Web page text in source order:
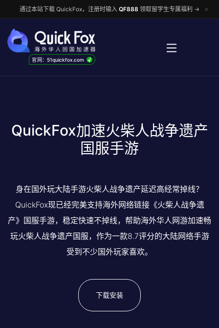
通过本站下载 QuickFox，注册时输入 QF888 领取留学生专属福利 → ✕
官网：51quickfox.com √
QuickFox加速火柴人战争遗产
国服手游
身在国外玩大陆手游火柴人战争遗产延迟高经常掉线？
QuickFox现已经完美支持海外网络链接《火柴人战争遗
产》国服手游，稳定快速不掉线，帮助海外华人网游加速畅
玩火柴人战争遗产国服，作为一款8.7评分的大陆网络手游
受到不少国外玩家喜欢。
下载安装